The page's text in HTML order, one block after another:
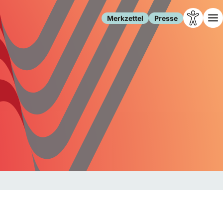
Merkzettel Presse
Leben
Familie
Freizeit
Gesundheit
Internet
Gesellschaft
Forschung
Migration
Polizei